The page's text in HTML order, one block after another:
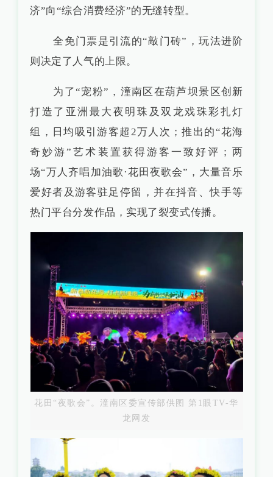
济”向“综合消费经济”的无缝转型。
全免门票是引流的“敲门砖”，玩法进阶
则决定了人气的上限。
为了“宠粉”，潼南区在葫芦坝景区创新
打造了亚洲最大夜明珠及双龙戏珠彩扎灯
组，日均吸引游客超2万人次；推出的“花海
奇妙游”艺术装置获得游客一致好评；两
场“万人齐唱加油歌·花田夜歌会”，大量音乐
爱好者及游客驻足停留，并在抖音、快手等
热门平台分发作品，实现了裂变式传播。
花田“夜歌会”。潼南区委宣传部供图 第1眼TV-华
龙网发